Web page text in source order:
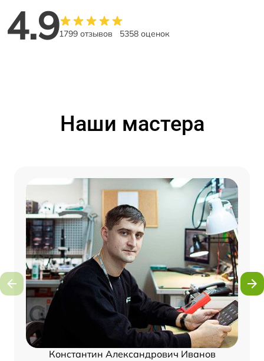
4.91799 отзывов 5358 оценок
Наши мастера
Константин Александрович Иванов